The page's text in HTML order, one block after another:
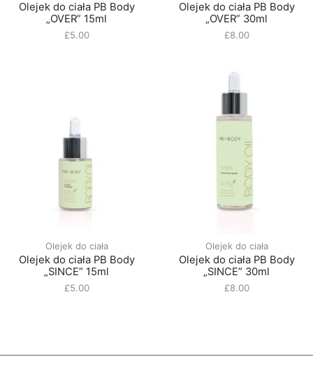
Olejek do ciała PB Body
„OVER” 15ml
£5.00
Olejek do ciała PB Body
„OVER” 30ml
£8.00
Olejek do ciała
Olejek do ciała PB Body
„SINCE” 15ml
£5.00
Olejek do ciała
Olejek do ciała PB Body
„SINCE” 30ml
£8.00